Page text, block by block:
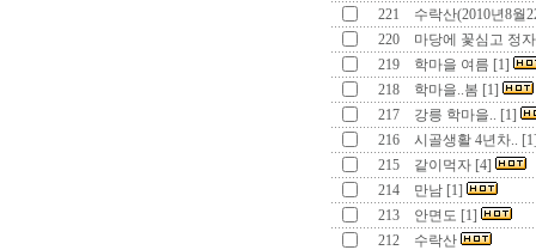
221
수락산(2010년8월
220
마당에 꽃심고 정
219
학마을 여름 [1]
218
학마을..봄 [1]
217
강릉 학마을.. [1]
216
시골생활 4년차..
215
같이먹자 [4]
214
만남 [1]
213
안면도 [1]
212
수락산